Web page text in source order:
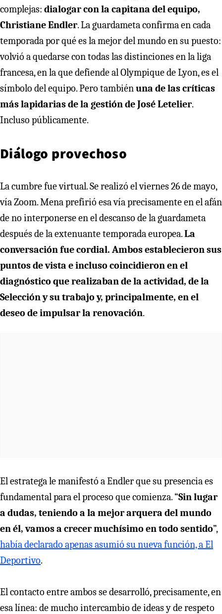
complejas: dialogar con la capitana del equipo,
Christiane Endler. La guardameta confirma en cada
temporada por qué es la mejor del mundo en su puesto:
volvió a quedarse con todas las distinciones en la liga
francesa, en la que defiende al Olympique de Lyon, es el
símbolo del equipo. Pero tambiénuna de las críticas
más lapidarias de la gestión de José Letelier.
Incluso públicamente.
Diálogo provechoso
La cumbre fue virtual. Se realizó el viernes 26 de mayo,
vía Zoom. Mena prefirió esa vía precisamente en el afán
de no interponerse en el descanso de la guardameta
después de la extenuante temporada europea.La
conversación fue cordial. Ambos establecieron sus
puntos de vista e incluso coincidieron en el
diagnóstico que realizaban de la actividad, de la
Selección y su trabajo y, principalmente, en el
deseo de impulsar la renovación.
El estratega le manifestó a Endler que su presencia es
fundamental para el proceso que comienza. “Sin lugar
a dudas, teniendo a la mejor arquera del mundo
en él, vamos a crecer muchísimo en todo sentido”,
había declarado apenas asumió su nueva función, a El
Deportivo.
El contacto entre ambos se desarrolló, precisamente, en
esa línea: de mucho intercambio de ideas y de respeto